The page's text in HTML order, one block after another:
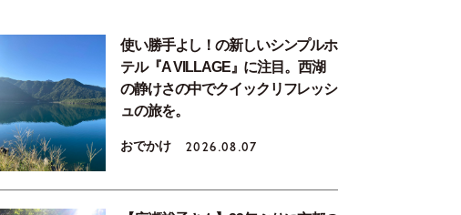
使い勝手よし！の新しいシンプルホ
テル『A VILLAGE』に注目。西湖
の静けさの中でクイックリフレッシ
ュの旅を。
おでかけ 2026.08.07